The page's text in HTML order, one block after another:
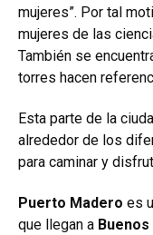
mujeres”. Por tal
mujeres de las
También se
torres hacen
Esta parte de la
alrededor de los
para caminar y
Puerto Madero es
que llegan a